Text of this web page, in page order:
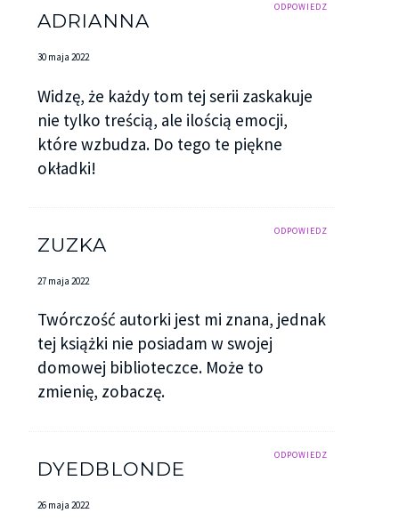
ODPOWIEDZ
ADRIANNA
30 maja 2022
Widzę, że każdy tom tej serii zaskakuje
nie tylko treścią, ale ilością emocji,
które wzbudza. Do tego te piękne
okładki!
ODPOWIEDZ
ZUZKA
27 maja 2022
Twórczość autorki jest mi znana, jednak
tej książki nie posiadam w swojej
domowej biblioteczce. Może to
zmienię, zobaczę.
ODPOWIEDZ
DYEDBLONDE
26 maja 2022